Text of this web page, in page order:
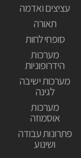
עציצים ואדמה
תאורה
סופחי לחות
מערכות
הידרופוניות
מערכות ישיבה
לגינה
מערכות
אוסמוזה
פתרונות עבודה
ושינוע